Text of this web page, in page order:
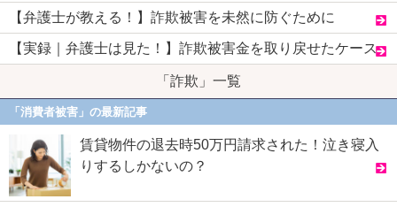
【弁護士が教える！】詐欺被害を未然に防ぐために
【実録｜弁護士は見た！】詐欺被害金を取り戻せたケース
「詐欺」一覧
「消費者被害」の最新記事
賃貸物件の退去時50万円請求された！泣き寝入
りするしかないの？